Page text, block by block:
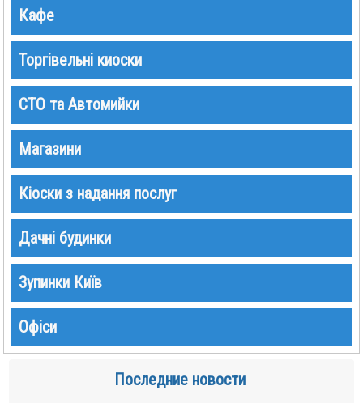
Кафе
Торгівельні киоски
СТО та Автомийки
Магазини
Кіоски з надання послуг
Дачні будинки
Зупинки Київ
Офіси
Последние новости